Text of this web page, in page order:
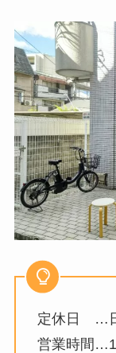
定休日 …
営業時間